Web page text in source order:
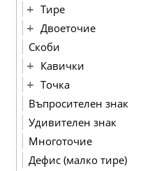
Тире
Двоеточие
Скоби
Кавички
Точка
Въпросителен знак
Удивителен знак
Многоточие
Дефис (малко тире)